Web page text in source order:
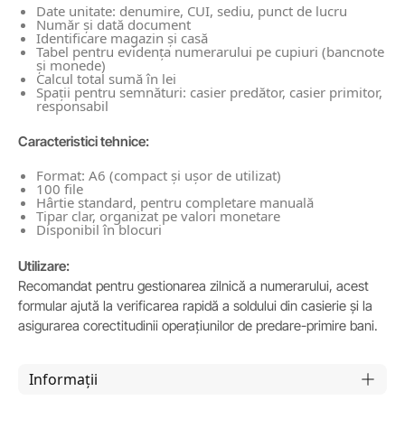
Date unitate: denumire, CUI, sediu, punct de lucru
Număr și dată document
Identificare magazin și casă
Tabel pentru evidența numerarului pe cupiuri (bancnote
și monede)
Calcul total sumă în lei
Spații pentru semnături: casier predător, casier primitor,
responsabil
Caracteristici tehnice:
Format: A6 (compact și ușor de utilizat)
100 file
Hârtie standard, pentru completare manuală
Tipar clar, organizat pe valori monetare
Disponibil în blocuri
Utilizare:
Recomandat pentru gestionarea zilnică a numerarului, acest
formular ajută la verificarea rapidă a soldului din casierie și la
asigurarea corectitudinii operațiunilor de predare-primire bani.
Informații